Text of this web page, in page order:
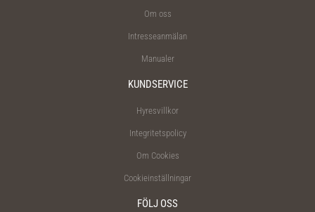
Om oss
Intresseanmälan
Manualer
KUNDSERVICE
Hyresvillkor
Integritetspolicy
Om Cookies
Cookieinställningar
FÖLJ OSS